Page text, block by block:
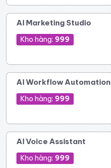
AI Marketing Studio
Kho hàng: 999
AI Workflow Automation
Kho hàng: 999
AI Voice Assistant
Kho hàng: 999